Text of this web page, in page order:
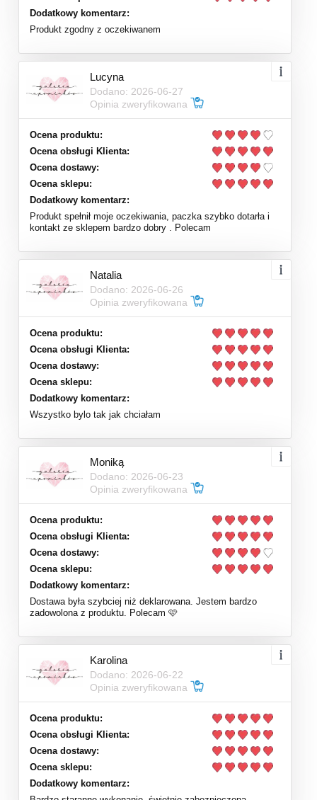
Dodatkowy komentarz:
Produkt zgodny z oczekiwanem
Lucyna
Dodano: 2026-06-27
Opinia zweryfikowana
Ocena produktu:
Ocena obsługi Klienta:
Ocena dostawy:
Ocena sklepu:
Dodatkowy komentarz:
Produkt spełnił moje oczekiwania, paczka szybko dotarła i
kontakt ze sklepem bardzo dobry . Polecam
Natalia
Dodano: 2026-06-26
Opinia zweryfikowana
Ocena produktu:
Ocena obsługi Klienta:
Ocena dostawy:
Ocena sklepu:
Dodatkowy komentarz:
Wszystko bylo tak jak chciałam
Moniką
Dodano: 2026-06-23
Opinia zweryfikowana
Ocena produktu:
Ocena obsługi Klienta:
Ocena dostawy:
Ocena sklepu:
Dodatkowy komentarz:
Dostawa była szybciej niż deklarowana. Jestem bardzo
zadowolona z produktu. Polecam 🩷
Karolina
Dodano: 2026-06-22
Opinia zweryfikowana
Ocena produktu:
Ocena obsługi Klienta:
Ocena dostawy:
Ocena sklepu:
Dodatkowy komentarz: